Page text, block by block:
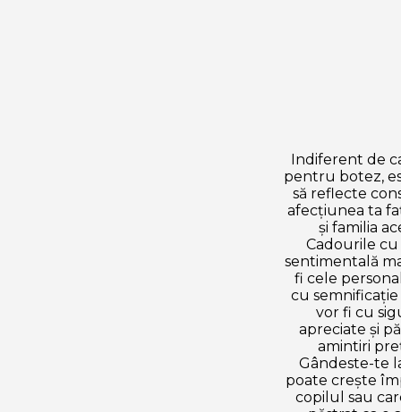
Indiferent de
pentru botez,
să reflecte
afecțiunea ta
și familia
Cadourile
sentimentală
fi cele
cu
vor fi cu
apreciate și
amintiri
Gândeste-te
poate crește
copilul sau